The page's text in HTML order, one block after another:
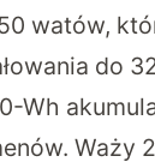
watów,
do
Wh
Waży